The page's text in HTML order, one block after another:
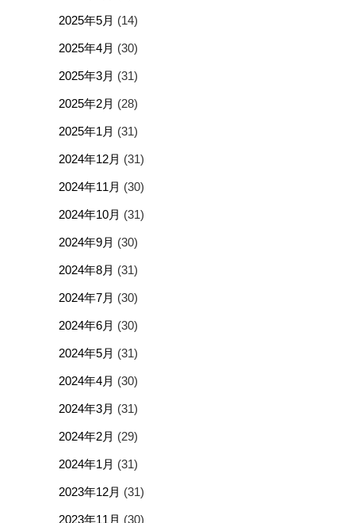
2025年5月 (14)
2025年4月 (30)
2025年3月 (31)
2025年2月 (28)
2025年1月 (31)
2024年12月 (31)
2024年11月 (30)
2024年10月 (31)
2024年9月 (30)
2024年8月 (31)
2024年7月 (30)
2024年6月 (30)
2024年5月 (31)
2024年4月 (30)
2024年3月 (31)
2024年2月 (29)
2024年1月 (31)
2023年12月 (31)
2023年11月 (30)